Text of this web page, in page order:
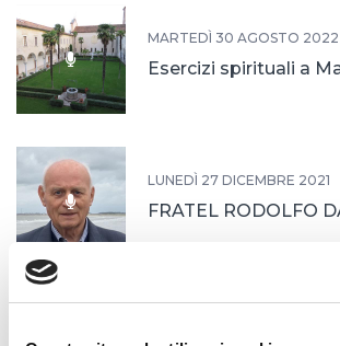
MARTEDÌ 30 AGOSTO 2022
Esercizi spirituali a
LUNEDÌ 27 DICEMBRE 2021
FRATEL RODOLFO